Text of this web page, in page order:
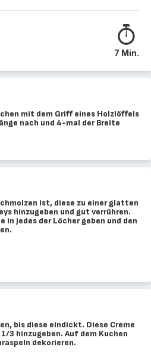
7 Min.
mit dem Griff eines Holzlöffels
nach und 4-mal der Breite
ist, diese zu einer glatten
hinzugeben und gut verrühren.
in jedes der Löcher geben und den
bis diese eindickt. Diese Creme
3 hinzugeben. Auf dem Kuchen
dekorieren.